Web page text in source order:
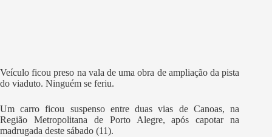
Veículo ficou preso na vala de uma obra de ampliação da pista
do viaduto. Ninguém se feriu.
Um carro ficou suspenso entre duas vias de Canoas, na
Região Metropolitana de Porto Alegre, após capotar na
madrugada deste sábado (11).